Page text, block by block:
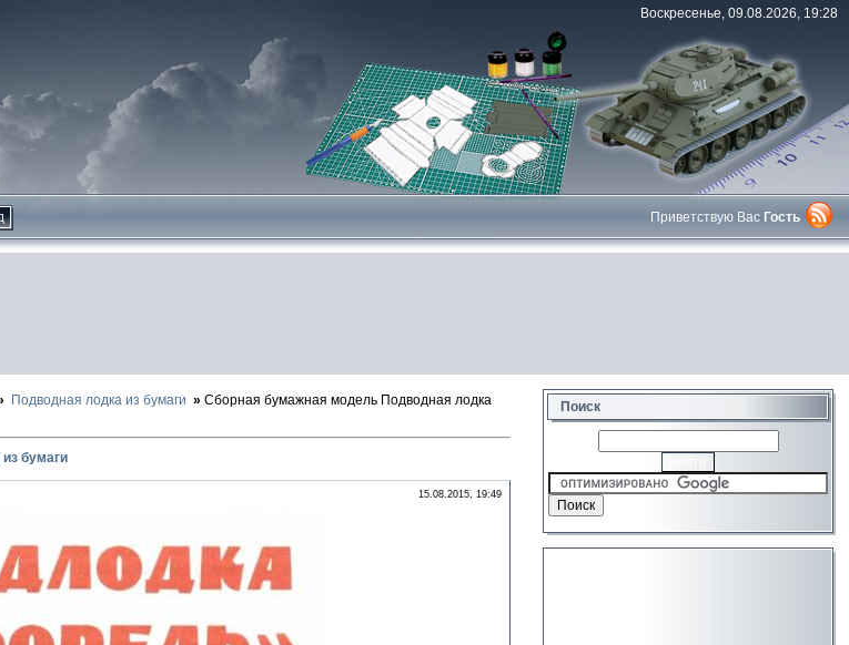
Воскресенье, 09.08.2026, 19:28
Приветствую Вас Гость
Подводная лодка из бумаги
Сборная бумажная модель Подводная лодка
бумаги
15.08.2015, 19:49
Поиск